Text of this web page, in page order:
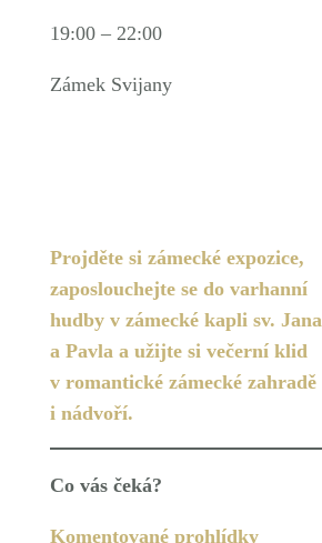
19:00 – 22:00
Zámek Svijany
Projděte si zámecké expozice,
zaposlouchejte se do varhanní
hudby v zámecké kapli sv. Jana
a Pavla a užijte si večerní klid
v romantické zámecké zahradě
i nádvoří.
Co vás čeká?
Komentované prohlídky